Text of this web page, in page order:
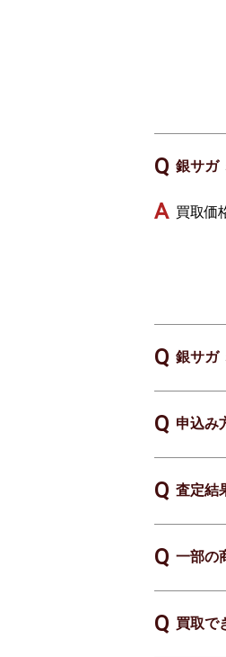
銀サガ
買取価
銀サガ
申込み
査定結
一部の
買取で